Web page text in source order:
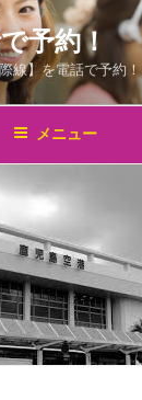
予約！
線】を電話で予約！
メニュー